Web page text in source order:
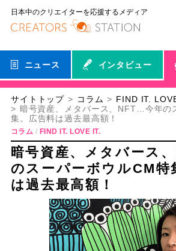
日本中のクリエイターを応援するメディア
ニュース インタビュー
サイトトップ コラム
FIND IT.
暗号資産、メタバース、NFT…今年の
集。広告料は過去最高額！
コラム FIND IT. LOVE IT.
暗号資産、メタバース
のスーパーボウルCM特
は過去最高額！